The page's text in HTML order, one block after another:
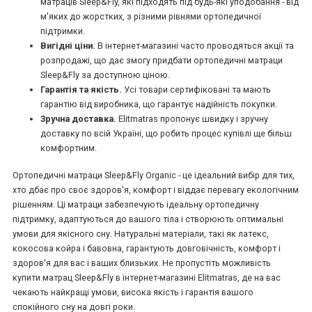
м'яких до жорстких, з різними рівнями ортопедичної
підтримки.
Вигідні ціни. В інтернет-магазині часто проводяться акції та
розпродажі, що дає змогу придбати ортопедичні матраци
Sleep&Fly за доступною ціною.
Гарантія та якість. Усі товари сертифіковані та мають
гарантію від виробника, що гарантує надійність покупки.
Зручна доставка. Elitmatras пропонує швидку і зручну
доставку по всій Україні, що робить процес купівлі ще більш
комфортним.
Ортопедичні матраци Sleep&Fly Organic - це ідеальний вибір для тих,
хто дбає про своє здоров'я, комфорт і віддає перевагу екологічним
рішенням. Ці матраци забезпечують ідеальну ортопедичну
підтримку, адаптуються до вашого тіла і створюють оптимальні
умови для якісного сну. Натуральні матеріали, такі як латекс,
кокосова койра і бавовна, гарантують довговічність, комфорт і
здоров'я для вас і ваших близьких. Не пропустіть можливість
купити матрац Sleep&Fly в інтернет-магазині Elitmatras, де на вас
чекають найкращі умови, висока якість і гарантія вашого
спокійного сну на довгі роки.